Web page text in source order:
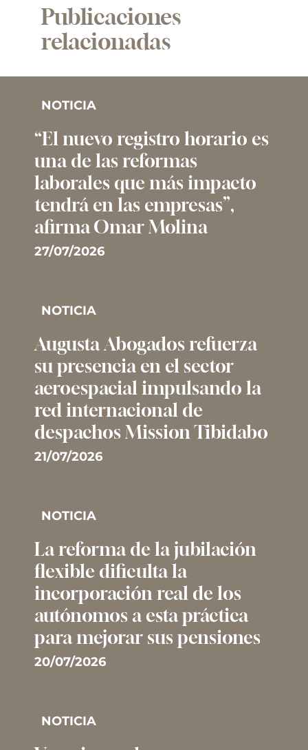
Publicaciones
relacionadas
NOTICIA
“El nuevo registro horario es
una de las reformas
laborales que más impacto
tendrá en las empresas”,
afirma Omar Molina
27/07/2026
NOTICIA
Augusta Abogados refuerza
su presencia en el sector
aeroespacial impulsando la
red internacional de
despachos Mission Tibidabo
21/07/2026
NOTICIA
La reforma de la jubilación
flexible dificulta la
incorporación real de los
autónomos a esta práctica
para mejorar sus pensiones
20/07/2026
NOTICIA